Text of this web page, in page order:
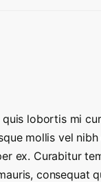
lobortis mi
mollis vel
ex. Curabitur
consequat